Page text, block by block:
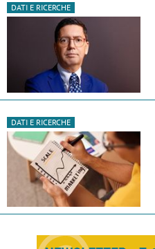
DATI E RICERCHE
DATI E RICERCHE